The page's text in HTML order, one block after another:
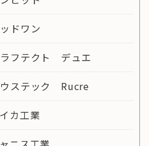
ドワン
フテクト デュエ
ステック Rucre
カ工業